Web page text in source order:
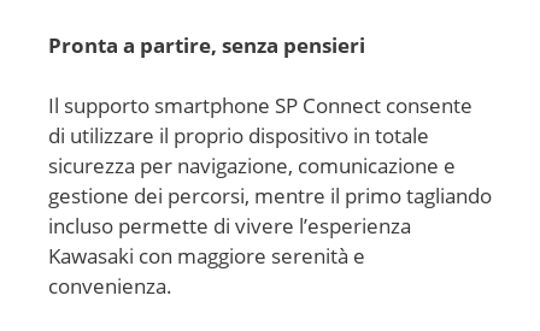
Pronta a partire, senza pensieri
Il supporto smartphone SP Connect consente
di utilizzare il proprio dispositivo in totale
sicurezza per navigazione, comunicazione e
gestione dei percorsi, mentre il primo tagliando
incluso permette di vivere l’esperienza
Kawasaki con maggiore serenità e
convenienza.